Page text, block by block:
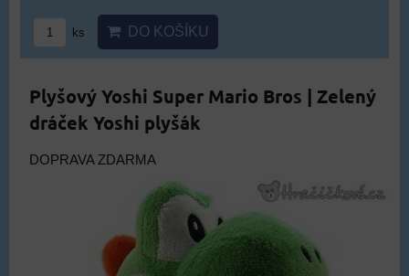
ks DO KOŠÍKU
Plyšový Yoshi Super Mario Bros | Zelený
dráček Yoshi plyšák
DOPRAVA ZDARMA